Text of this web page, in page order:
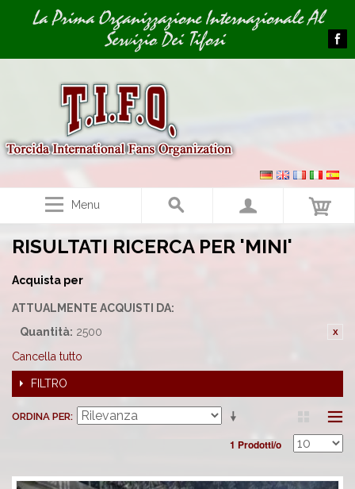
Image 01La Prima Organizzazione Internazionale Al
Servizio Dei Tifosi
Menu
RISULTATI RICERCA PER 'MINI'
Acquista per
ATTUALMENTE ACQUISTI DA:
Quantità: 2500
Cancella tutto
FILTRO
ORDINA PER
1 Prodotti/o